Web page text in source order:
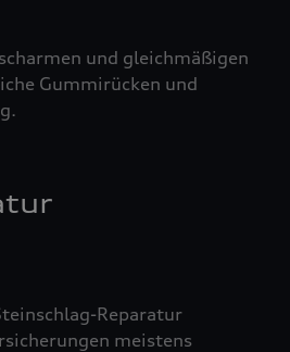
und gleichmäßigen
Gummirücken und
Reparatur
meistens